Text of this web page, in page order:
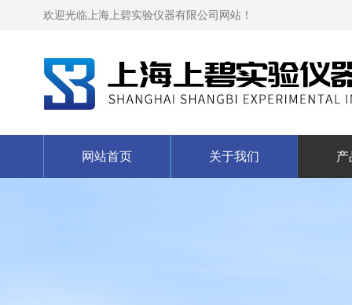
欢迎光临上海上碧实验仪器有限公司网站！
网站首页 关于我们 产